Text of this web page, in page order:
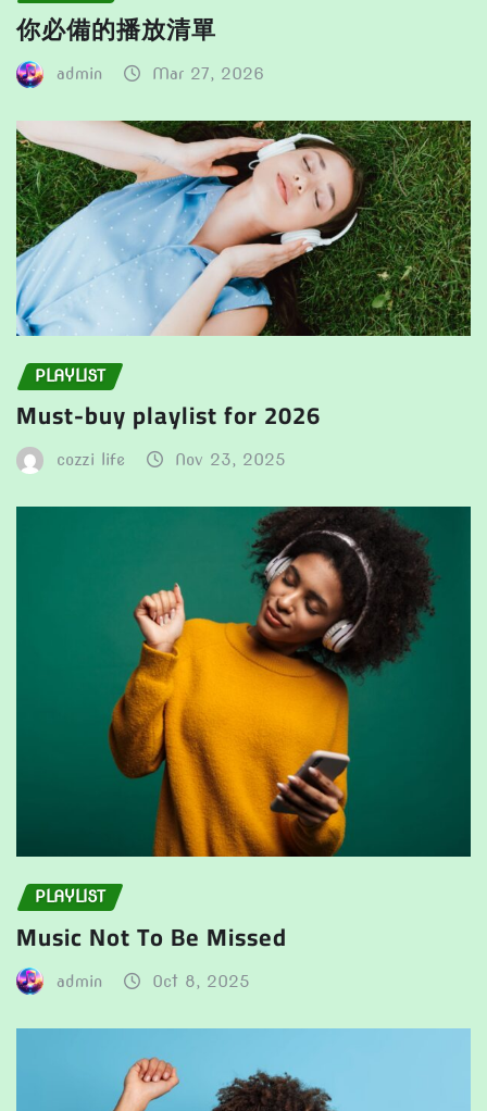
你必備的播放清單
admin Mar 27, 2026
PLAYLIST
Must-buy playlist for 2026
cozzi life Nov 23, 2025
PLAYLIST
Music Not To Be Missed
admin Oct 8, 2025